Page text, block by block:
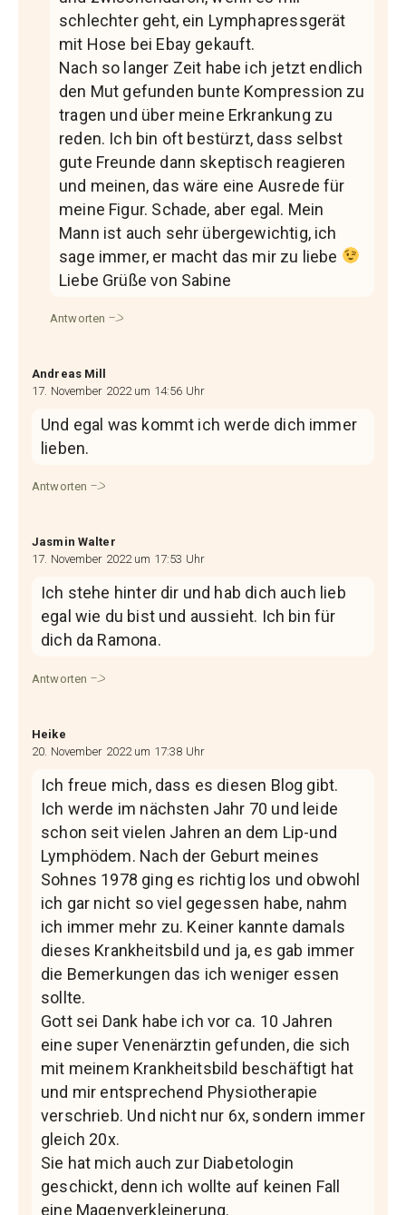
schlechter geht, ein Lymphapressgerät
mit Hose bei Ebay gekauft.
Nach so langer Zeit habe ich jetzt endlich
den Mut gefunden bunte Kompression zu
tragen und über meine Erkrankung zu
reden. Ich bin oft bestürzt, dass selbst
gute Freunde dann skeptisch reagieren
und meinen, das wäre eine Ausrede für
meine Figur. Schade, aber egal. Mein
Mann ist auch sehr übergewichtig, ich
sage immer, er macht das mir zu liebe
Liebe Grüße von Sabine
Antworten
Andreas Mill
17. November 2022 um 14:56 Uhr
Und egal was kommt ich werde dich immer
lieben.
Antworten
Jasmin Walter
17. November 2022 um 17:53 Uhr
Ich stehe hinter dir und hab dich auch lieb
egal wie du bist und aussieht. Ich bin für
dich da Ramona.
Antworten
Heike
20. November 2022 um 17:38 Uhr
Ich freue mich, dass es diesen Blog gibt.
Ich werde im nächsten Jahr 70 und leide
schon seit vielen Jahren an dem Lip-und
Lymphödem. Nach der Geburt meines
Sohnes 1978 ging es richtig los und obwohl
ich gar nicht so viel gegessen habe, nahm
ich immer mehr zu. Keiner kannte damals
dieses Krankheitsbild und ja, es gab immer
die Bemerkungen das ich weniger essen
sollte.
Gott sei Dank habe ich vor ca. 10 Jahren
eine super Venenärztin gefunden, die sich
mit meinem Krankheitsbild beschäftigt hat
und mir entsprechend Physiotherapie
verschrieb. Und nicht nur 6x, sondern immer
gleich 20x.
Sie hat mich auch zur Diabetologin
geschickt, denn ich wollte auf keinen Fall
eine Magenverkleinerung.